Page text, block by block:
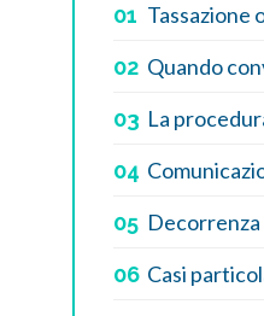
01 Tassazione
02 Quando
03 La
04
05 Decorrenza
06 Casi